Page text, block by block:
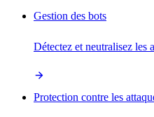
Gestion des bots
Détectez et neutralisez les
Protection contre les